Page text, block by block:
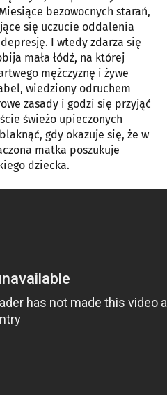
bezowocnych starań,
się uczucie oddalenia
I wtedy zdarza się
mała łódź, na której
mężczyznę i żywe
wiedziony odruchem
zasady i godzi się przyjąć
świeżo upieczonych
gdy okazuje się, że w
matka poszukuje
dziecka.